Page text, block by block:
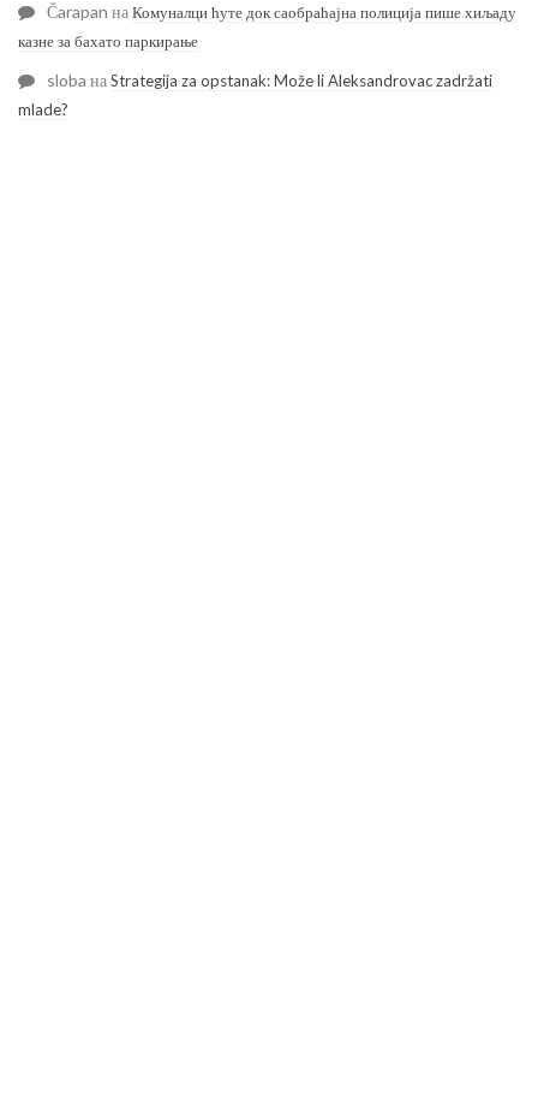
Čarapan наКомуналци ћуте док саобраћајна полиција пише хиљаду
казне за бахато паркирање
sloba наStrategija za opstanak: Može li Aleksandrovac zadržati
mlade?